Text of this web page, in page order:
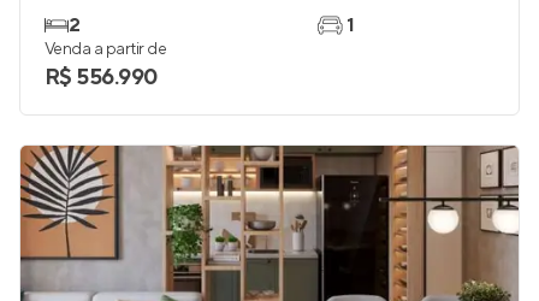
2
1
Venda a partir de
R$ 556.990